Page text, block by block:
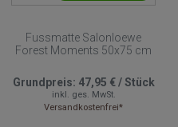
Fussmatte Salonloewe
Forest Moments 50x75 cm
Grundpreis: 47,95 €/Stück
inkl. ges. MwSt.
Versandkostenfrei*